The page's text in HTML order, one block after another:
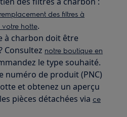
des filtres à
hotte.
à charbon doit être
Consultez notre boutique en
le type souhaité.
numéro de produit (PNC)
et obtenez un aperçu
pièces détachées viace